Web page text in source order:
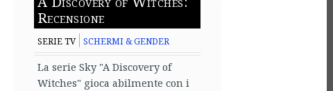
Recensione
SERIE TV SCHERMI & GENDER
La serie Sky "A Discovery of
Witches" gioca abilmente con i